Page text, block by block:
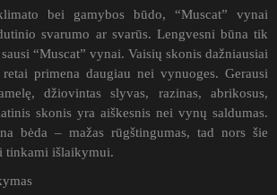
bei gamybos būdo, “Muscat” vynai
svarumo ar svarūs. Lengvesni būna tik
“Muscat” vynai. Vaisių skonis dažniausiai
primena daugiau nei vynuoges. Gerausi
džiovintas slyvas, razinas, abrikosus,
skonis yra aiškesnis nei vynų saldumas.
bėda – mažas rūgštingumas, tad nors šie
tinkami išlaikymui.